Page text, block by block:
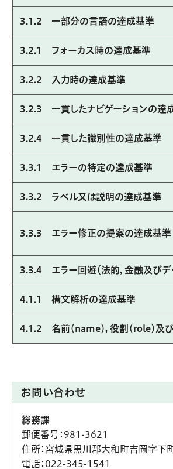
3.1.2 一部分の言語の達成基準
3.2.1 フォーカス時の達成基準
3.2.2 入力時の達成基準
3.2.3 一貫したナビゲーションの達
3.2.4 一貫した識別性の達成基準
3.3.1 エラーの特定の達成基準
3.3.2 ラベル又は説明の達成基準
3.3.3 エラー修正の提案の達成基準
3.3.4 エラー回避（法的，金融及びデ
4.1.1 構文解析の達成基準
4.1.2 名前（name），役割（role）及
お問い合わせ
総務課
郵便番号 ：981-3621
住所：宮城県黒川郡大和町吉岡字下
電話 ：022-345-1541